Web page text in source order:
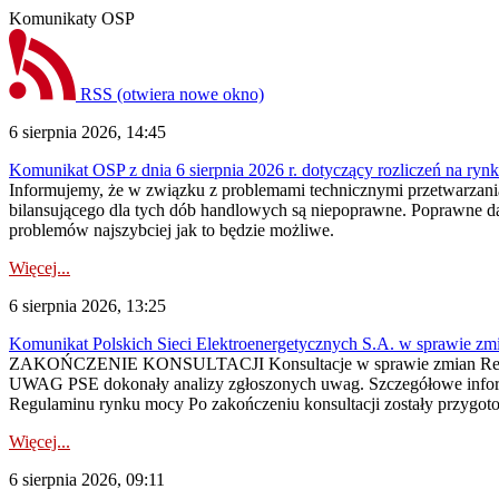
Komunikaty OSP
RSS (otwiera nowe okno)
6 sierpnia 2026, 14:45
Komunikat OSP z dnia 6 sierpnia 2026 r. dotyczący rozliczeń na
Informujemy, że w związku z problemami technicznymi
bilansującego dla tych dób handlowych są niepoprawne. Poprawne
problemów najszybciej jak to będzie możliwe.
Więcej...
6 sierpnia 2026, 13:25
Komunikat Polskich Sieci Elektroenergetycznych S.A. w sprawie
ZAKOŃCZENIE KONSULTACJI Konsultacje w sprawie zmian
UWAG PSE dokonały analizy zgłoszonych uwag. Szczegółowe
Regulaminu rynku mocy Po zakończeniu konsultacji zostały
Więcej...
6 sierpnia 2026, 09:11